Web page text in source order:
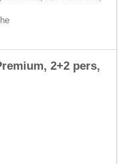
2+2 pers,